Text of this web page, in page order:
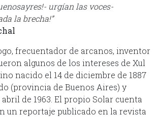
urgían las voces-
la brecha!”
frecuentador de arcanos, inventor
algunos de los intereses de Xul
nacido el 14 de diciembre de 1887
(provincia de Buenos Aires) y
de 1963. El propio Solar cuenta
un reportaje publicado en la revista